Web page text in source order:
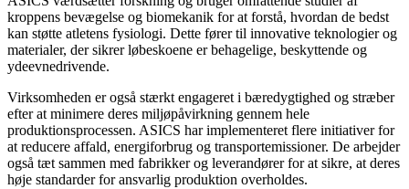
kroppens bevægelse og biomekanik for at forstå, hvordan de bedst
kan støtte atletens fysiologi. Dette fører til innovative teknologier og
materialer, der sikrer løbeskoene er behagelige, beskyttende og
ydeevnedrivende.
Virksomheden er også stærkt engageret i bæredygtighed og stræber
efter at minimere deres miljøpåvirkning gennem hele
produktionsprocessen. ASICS har implementeret flere initiativer for
at reducere affald, energiforbrug og transportemissioner. De arbejder
også tæt sammen med fabrikker og leverandører for at sikre, at deres
høje standarder for ansvarlig produktion overholdes.